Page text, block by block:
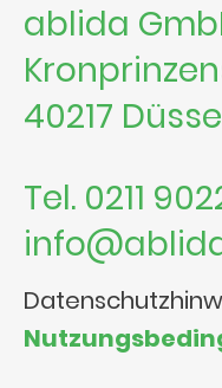
ablida
40217
Tel. 0211